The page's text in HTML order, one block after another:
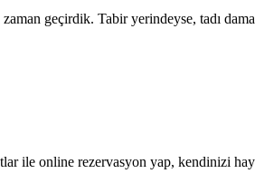
geçirdik. Tabir yerindeyse, tadı
ile online rezervasyon yap, kendinizi